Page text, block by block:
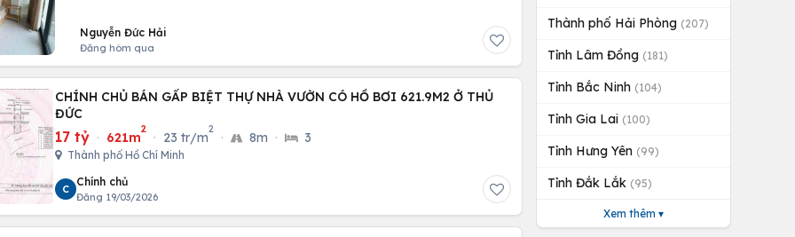
Nguyễn Đức Hải
Đăng hôm qua
CHÍNH CHỦ BÁN GẤP BIỆT THỰ NHÀ VƯỜN CÓ HỒ BƠI 621.9M2 Ở THỦ
ĐỨC
17 tỷ · 621m
2
· 23 tr/m
2
· 8m · 3
Thành phố Hồ Chí Minh
C
Chính chủ
Đăng 19/03/2026
Thành phố Hải Phòng (207)
Tỉnh Lâm Đồng (181)
Tỉnh Bắc Ninh (104)
Tỉnh Gia Lai (100)
Tỉnh Hưng Yên (99)
Tỉnh Đắk Lắk (95)
Xem thêm ▾